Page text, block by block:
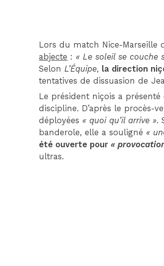
Lors du match Nice-Marseille
abjecte : « Le soleil se couche
Selon L’Équipe, la direction
tentatives de dissuasion de
Le président niçois a
discipline. D’après le procès-
déployées « quoi qu’il arrive ».
banderole, elle a souligné «
été ouverte pour«
ultras.